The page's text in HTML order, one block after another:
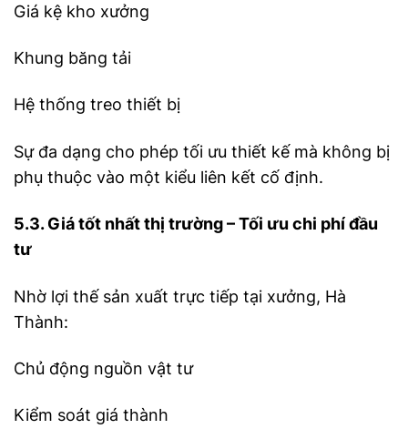
Giá kệ kho xưởng
Khung băng tải
Hệ thống treo thiết bị
Sự đa dạng cho phép tối ưu thiết kế mà không bị
phụ thuộc vào một kiểu liên kết cố định.
5.3. Giá tốt nhất thị trường – Tối ưu chi phí đầu
tư
Nhờ lợi thế sản xuất trực tiếp tại xưởng, Hà
Thành:
Chủ động nguồn vật tư
Kiểm soát giá thành